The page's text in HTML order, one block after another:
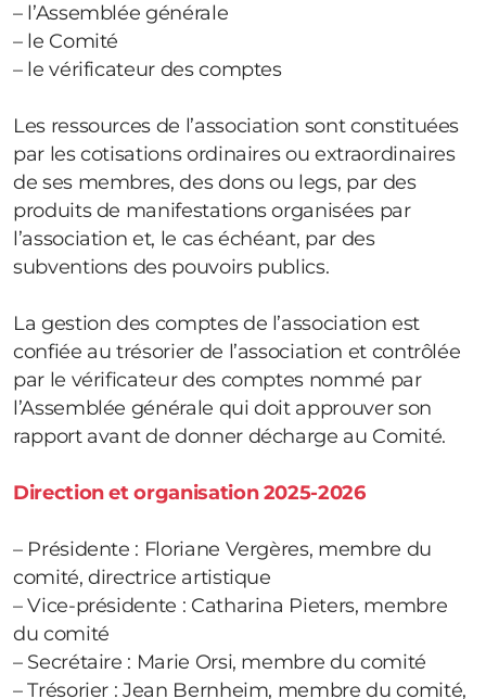
– l’Assemblée générale
– le Comité
– le vérificateur des comptes
Les ressources de l’association sont constituées
par les cotisations ordinaires ou extraordinaires
de ses membres, des dons ou legs, par des
produits de manifestations organisées par
l’association et, le cas échéant, par des
subventions des pouvoirs publics.
La gestion des comptes de l’association est
confiée au trésorier de l’association et contrôlée
par le vérificateur des comptes nommé par
l’Assemblée générale qui doit approuver son
rapport avant de donner décharge au Comité.
Direction et organisation 2025-2026
– Présidente : Floriane Vergères, membre du
comité, directrice artistique
– Vice-présidente : Catharina Pieters, membre
du comité
– Secrétaire : Marie Orsi, membre du comité
– Trésorier : Jean Bernheim, membre du comité,